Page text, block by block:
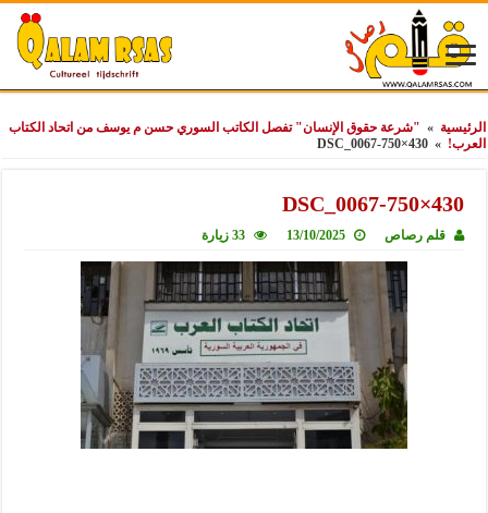
الرئيسية » "شرعة حقوق الإنسان" تفصل الكاتب السوري حسن م يوسف من اتحاد الكتاب
العرب! »
DSC_0067-750×430
DSC_0067-750×430
قلم رصاص 13/10/2025 33 زيارة